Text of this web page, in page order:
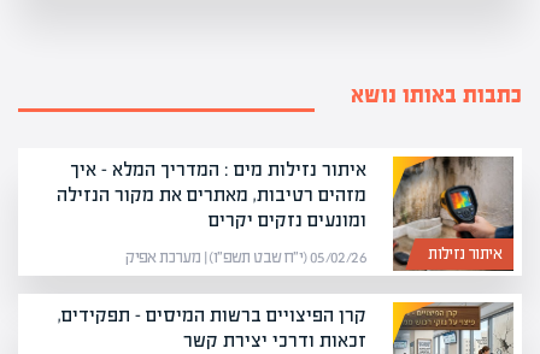
כתבות באותו נושא
איתור נזילות
איתור נזילות מים : המדריך המלא – איך
מזהים רטיבות, מאתרים את מקור הנזילה
ומונעים נזקים יקרים
05/02/26 (י״ח שבט תשפ״ו) | מערכת אפיק
קרן הפיצויים ברשות המיסים – תפקידים,
זכאות ודרכי יצירת קשר